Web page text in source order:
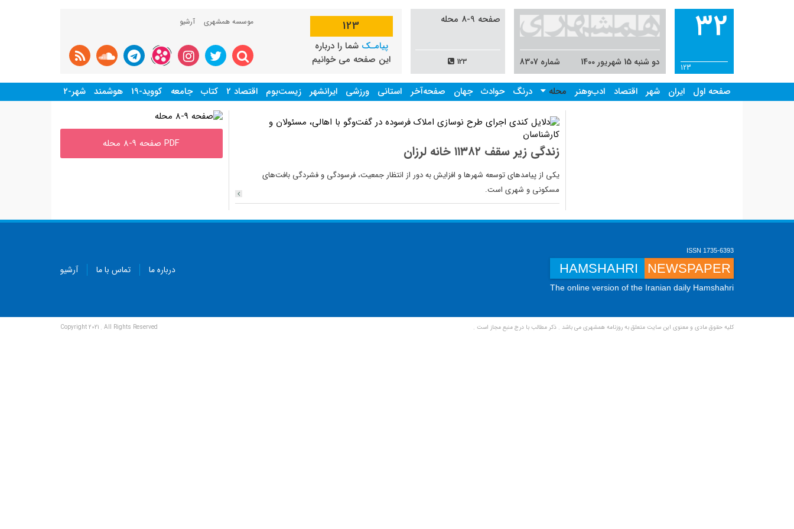
32
123 دو شنبه 15 شهریور 1400 شماره 8307
صفحه 9-8 محله
123
123
پیامـک شما را درباره
این صفحه می خوانیم
موسسه همشهری آرشیو
صفحه اول ایران شهر اقتصاد ادب‌وهنر محله درنگ حوادث جهان صفحه‌آخر استانی ورزشی ایرانشهر زیست‌بوم اقتصاد 2 کتاب جامعه کووید-19 هوشمند شهر-۲
زندگی زیر سقف ۱۱۳۸۲ خانه لرزان
یکی از پیامدهای توسعه شهرها و افزایش به دور از انتظار جمعیت، فرسودگی و فشردگی بافت‌های
مسکونی و شهری است.
PDF صفحه 9-8 محله
ISSN 1735-6393
HAMSHAHRI NEWSPAPER
The online version of the Iranian daily Hamshahri
درباره ما تماس با ما آرشیو
کلیه حقوق مادی و معنوی این سایت متعلق به روزنامه همشهری می باشد . ذکر مطالب با درج منبع مجاز است . Copyright 2021 . All Rights Reserved